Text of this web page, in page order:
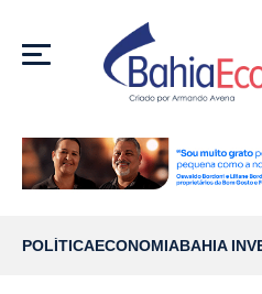
MENU
POLÍTICAECONOMIABAHIA